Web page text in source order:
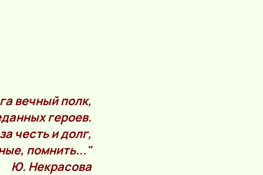
вечный полк,
героев.
честь и долг,
помнить..."
Ю. Некрасова